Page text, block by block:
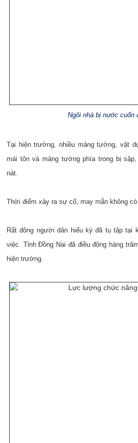
Ngôi nhà bị nước cuốn
Tại hiện trường, nhiều mảng tường, vật
mái tôn và mảng tường phía trong bị
nát.
Thời điểm xảy ra sự cố, may mắn không
Rất đông người dân hiếu kỳ đã tụ tập tại
việc. Tỉnh Đồng Nai đã điều động hàng
hiện trường.